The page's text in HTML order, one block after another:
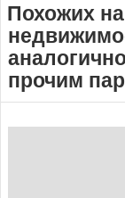
Похожих
прочим